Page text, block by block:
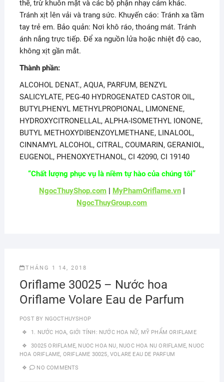
thể, trừ khuôn mặt và các bộ phận nhạy cảm khác.
Tránh xịt lên vải và trang sức. Khuyến cáo: Tránh xa tầm
tay trẻ em. Bảo quản: Nơi khô ráo, thoáng mát. Tránh
ánh nắng trực tiếp. Để xa nguồn lửa hoặc nhiệt độ cao,
không xịt gần mắt.
Thành phần:
ALCOHOL DENAT., AQUA, PARFUM, BENZYL
SALICYLATE, PEG-40 HYDROGENATED CASTOR OIL,
BUTYLPHENYL METHYLPROPIONAL, LIMONENE,
HYDROXYCITRONELLAL, ALPHA-ISOMETHYL IONONE,
BUTYL METHOXYDIBENZOYLMETHANE, LINALOOL,
CINNAMYL ALCOHOL, CITRAL, COUMARIN, GERANIOL,
EUGENOL, PHENOXYETHANOL, CI 42090, CI 19140
“Chất lượng phục vụ là niềm tự hào của chúng tôi”
NgocThuyShop.com| MyPhamOriflame.vn|
NgocThuyGroup.com
THÁNG 1 14, 2018
Oriflame 30025 – Nước hoa
Oriflame Volare Eau de Parfum
POST BY NGOCTHUYSHOP
1. NƯỚC HOA, GIỚI TÍNH: NƯỚC HOA NỮ, MỸ PHẨM ORIFLAME
30025 ORIFLAME, NUOC HOA NU, NUOC HOA NU ORIFLAME, NUOC
HOA ORIFLAME, ORIFLAME 30025, VOLARE EAU DE PARFUM
NO COMMENTS